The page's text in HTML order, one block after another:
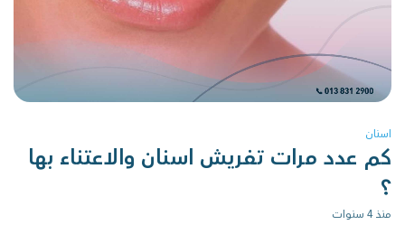
اسنان
كم عدد مرات تفريش اسنان والاعتناء بها
؟
منذ 4 سنوات